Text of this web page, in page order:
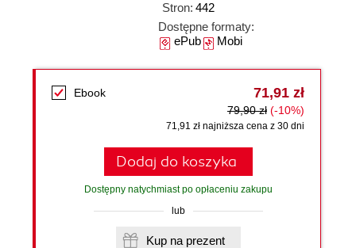
Stron: 442
Dostępne formaty:
ePubMobi
Ebook 71,91 zł
79,90 zł (-10%)
71,91 zł najniższa cena z 30 dni
Dodaj do koszyka
Dostępny natychmiast po opłaceniu zakupu
lub
Kup na prezent